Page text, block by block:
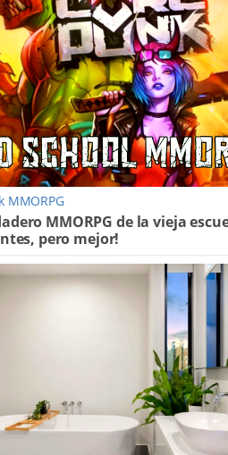
MMORPG
MMORPG de la vieja
pero mejor!